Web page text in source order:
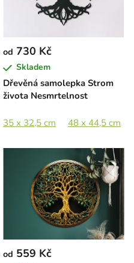
130 x 130 cm 180 x 180 cm
Dřevěná samolepka Strom
života Nesmrtelnost
od 730 Kč
Skladem
35 x 32,5 cm 48 x 44,5 cm
od 559 Kč